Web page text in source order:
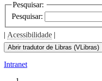
Pesquisar:
Pesquisar:
| Acessibilidade |
Abrir tradutor de Libras (VLibras)
Intranet